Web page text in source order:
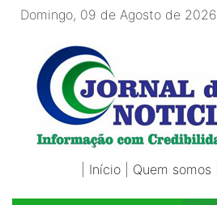
Domingo, 09 de Agosto de 2026
Início Quem somos